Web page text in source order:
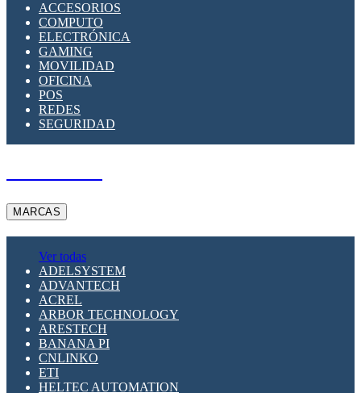
SUPRESOR DE TRANSIENTES SPDS PARA
APLICACIONES FOTOVOLTAICAS
ACCESORIOS
COMPUTO
ELECTRÓNICA
GAMING
MOVILIDAD
OFICINA
POS
REDES
SEGURIDAD
MARCAS
Ver todas
ADELSYSTEM
ADVANTECH
ACREL
ARBOR TECHNOLOGY
ARESTECH
BANANA PI
CNLINKO
ETI
HELTEC AUTOMATION